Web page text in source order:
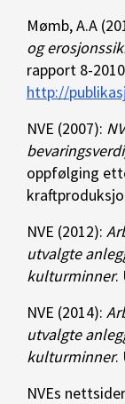
Mømb, A.A
og
rapport 8-
http://
NVE (2007):
oppfølging
NVE (2012):
utvalgte
kulturminner.
NVE (2014):
utvalgte
kulturminner.
NVEs